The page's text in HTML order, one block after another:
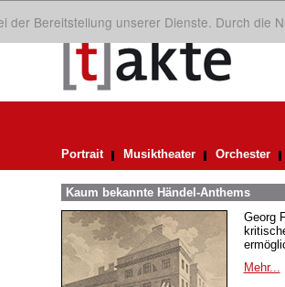
der Bereitstellung unserer Dienste. Durch die
Portrait Musiktheater Orchester
Kaum bekannte Händel-Anthems
Georg
Mehr...